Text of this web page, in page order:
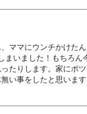
マにウンチかけ
いました！もちろ
たりします。家に
事をしたと思い